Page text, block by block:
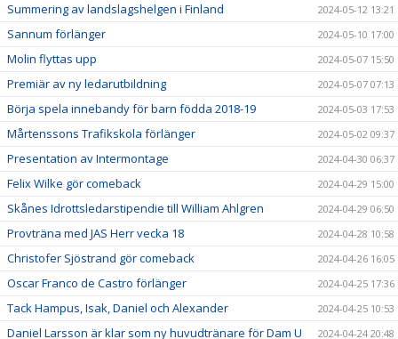
Summering av landslagshelgen i Finland 2024-05-12 13:21
Sannum förlänger 2024-05-10 17:00
Molin flyttas upp 2024-05-07 15:50
Premiär av ny ledarutbildning 2024-05-07 07:13
Börja spela innebandy för barn födda 2018-19 2024-05-03 17:53
Mårtenssons Trafikskola förlänger 2024-05-02 09:37
Presentation av Intermontage 2024-04-30 06:37
Felix Wilke gör comeback 2024-04-29 15:00
Skånes Idrottsledarstipendie till William Ahlgren 2024-04-29 06:50
Provträna med JAS Herr vecka 18 2024-04-28 10:58
Christofer Sjöstrand gör comeback 2024-04-26 16:05
Oscar Franco de Castro förlänger 2024-04-25 17:36
Tack Hampus, Isak, Daniel och Alexander 2024-04-25 10:53
Daniel Larsson är klar som ny huvudtränare för Dam U 2024-04-24 20:48